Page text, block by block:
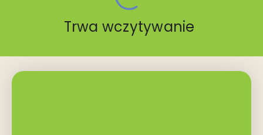
Trwa wczytywanie